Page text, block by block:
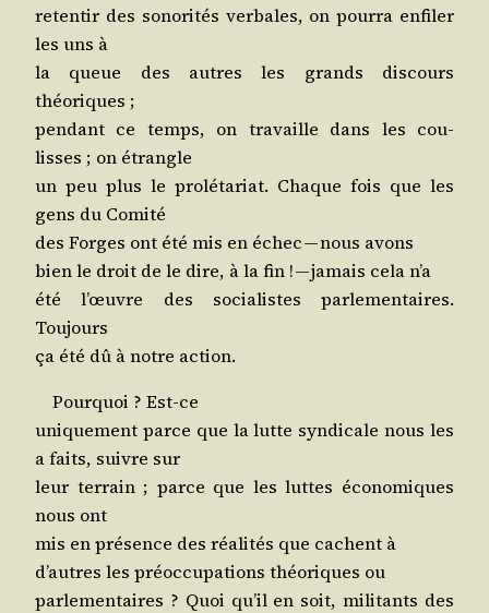
reten­tir des sono­ri­tés ver­bales, on pour­ra enfi­ler
les uns à
la queue des autres les grands dis­cours
théoriques ;
pen­dant ce temps, on tra­vaille dans les cou­
lisses ; on étrangle
un peu plus le pro­lé­ta­riat. Chaque fois que les
gens du Comité
des Forges ont été mis en échec — nous avons
bien le droit de le dire, à la fin ! — jamais cela n’a
été l’œuvre des socia­listes par­le­men­taires.
Toujours
ça été dû à notre action.
Pour­quoi ? Est-ce
uni­que­ment parce que la lutte syn­di­cale nous les
a faits, suivre sur
leur ter­rain ; parce que les luttes éco­no­miques
nous ont
mis en pré­sence des réa­li­tés que cachent à
d’autres les pré­oc­cu­pa­tions théo­riques ou
par­le­men­taires ? Quoi qu’il en soit, mili­tants des